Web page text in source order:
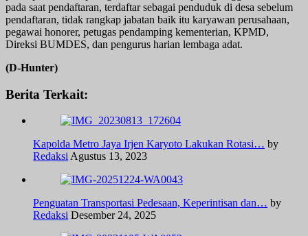
pada saat pendaftaran, terdaftar sebagai penduduk di desa sebelum
pendaftaran, tidak rangkap jabatan baik itu karyawan perusahaan,
pegawai honorer, petugas pendamping kementerian, KPMD,
Direksi BUMDES, dan pengurus harian lembaga adat.
(D-Hunter)
Berita Terkait:
Kapolda Metro Jaya Irjen Karyoto Lakukan Rotasi… by
Redaksi Agustus 13, 2023
Penguatan Transportasi Pedesaan, Keperintisan dan… by
Redaksi Desember 24, 2025